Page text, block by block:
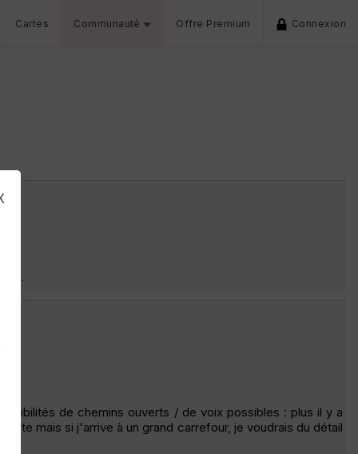
Cartes Communauté Offre Premium Connexion
de chemins ouverts / de voix possibles : plus il y a
mais si j'arrive à un grand carrefour, je voudrais du détail